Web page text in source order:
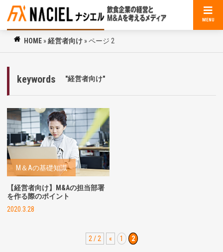
MENU
HOME »経営者向け »ページ 2
keywords "経営者向け"
M＆Aの基礎知識
【経営者向け】M&Aの担当部署
を作る際のポイント
2020.3.28
2 / 2 « 1 2